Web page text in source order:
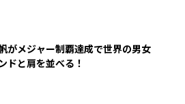
がメジャー制覇達成で世界の男女
ドと肩を並べる！